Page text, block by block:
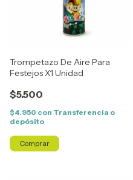
Trompetazo De Aire Para
Festejos X1 Unidad
$5.500
$4.950 con Transferencia o
depósito